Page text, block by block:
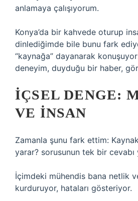
anlamaya çalışıyorum.
Konya’da bir kahvede oturup
dinlediğimde bile bunu fark
“kaynağa” dayanarak
deneyim, duyduğu bir haber,
İÇSEL DENGE:
VE INSAN
Zamanla şunu fark ettim:
yarar? sorusunun tek bir cevabı
İçimdeki mühendis bana netlik
kurduruyor, hataları gösteriyor.